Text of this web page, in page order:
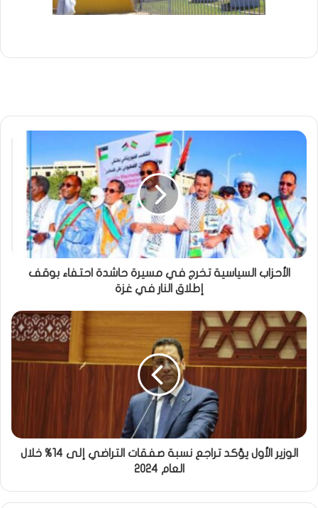
الأحزاب السياسية تخرج في مسيرة حاشدة احتفاء بوقف
إطلاق النار في غزة
الوزير الأول يؤكد تراجع نسبة صفقات التراضي إلى 14% خلال
العام 2024